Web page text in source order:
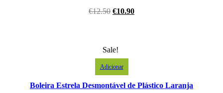
€12.50 €10.90
Sale!
Adicionar
Boleira Estrela Desmontável de Plástico Laranja